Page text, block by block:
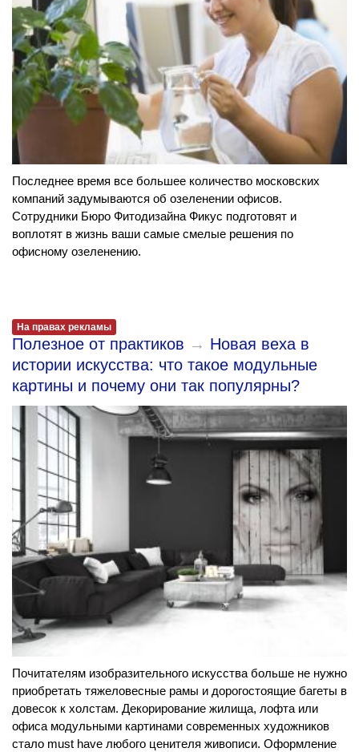
Последнее время все большее количество московских
компаний задумываются об озеленении офисов.
Сотрудники Бюро Фитодизайна Фикус подготовят и
воплотят в жизнь ваши самые смелые решения по
офисному озеленению.
На правах рекламы
Полезное от практиков → Новая веха в
истории искусства: что такое модульные
картины и почему они так популярны?
Почитателям изобразительного искусства больше не нужно
приобретать тяжеловесные рамы и дорогостоящие багеты в
довесок к холстам. Декорирование жилища, лофта или
офиса модульными картинами современных художников
стало must have любого ценителя живописи. Оформление